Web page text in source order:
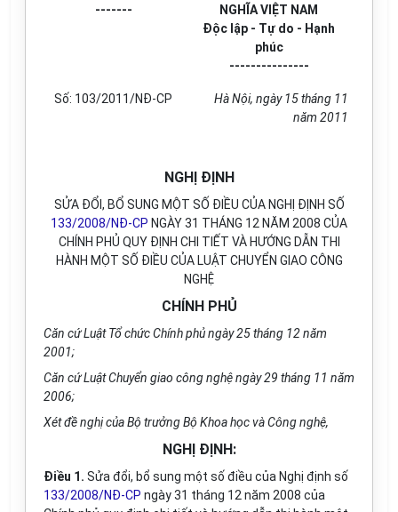
-------
NGHĨA VIỆT NAM
Độc lập - Tự do - Hạnh
phúc
---------------
Số: 103/2011/NĐ-CP
Hà Nội, ngày 15 tháng 11
năm 2011
NGHỊ ĐỊNH
SỬA ĐỔI, BỔ SUNG MỘT SỐ ĐIỀU CỦA NGHỊ ĐỊNH SỐ
133/2008/NĐ-CP NGÀY 31 THÁNG 12 NĂM 2008 CỦA
CHÍNH PHỦ QUY ĐỊNH CHI TIẾT VÀ HƯỚNG DẪN THI
HÀNH MỘT SỐ ĐIỀU CỦA LUẬT CHUYỂN GIAO CÔNG
NGHỆ
CHÍNH PHỦ
Căn cứ Luật Tổ chức Chính phủ ngày 25 tháng 12 năm
2001;
Căn cứ Luật Chuyển giao công nghệ ngày 29 tháng 11 năm
2006;
Xét đề nghị của Bộ trưởng Bộ Khoa học và Công nghệ,
NGHỊ ĐỊNH:
Điều 1. Sửa đổi, bổ sung một số điều của Nghị định số
133/2008/NĐ-CP ngày 31 tháng 12 năm 2008 của